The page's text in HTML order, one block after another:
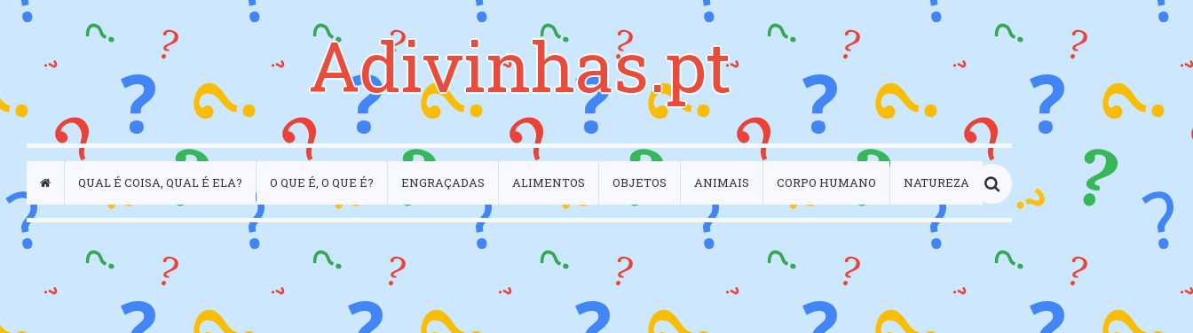
Adivinhas.pt
QUAL É COISA, QUAL É ELA? O QUE É, O QUE É? ENGRAÇADAS ALIMENTOS OBJETOS ANIMAIS CORPO HUMANO NATUREZA